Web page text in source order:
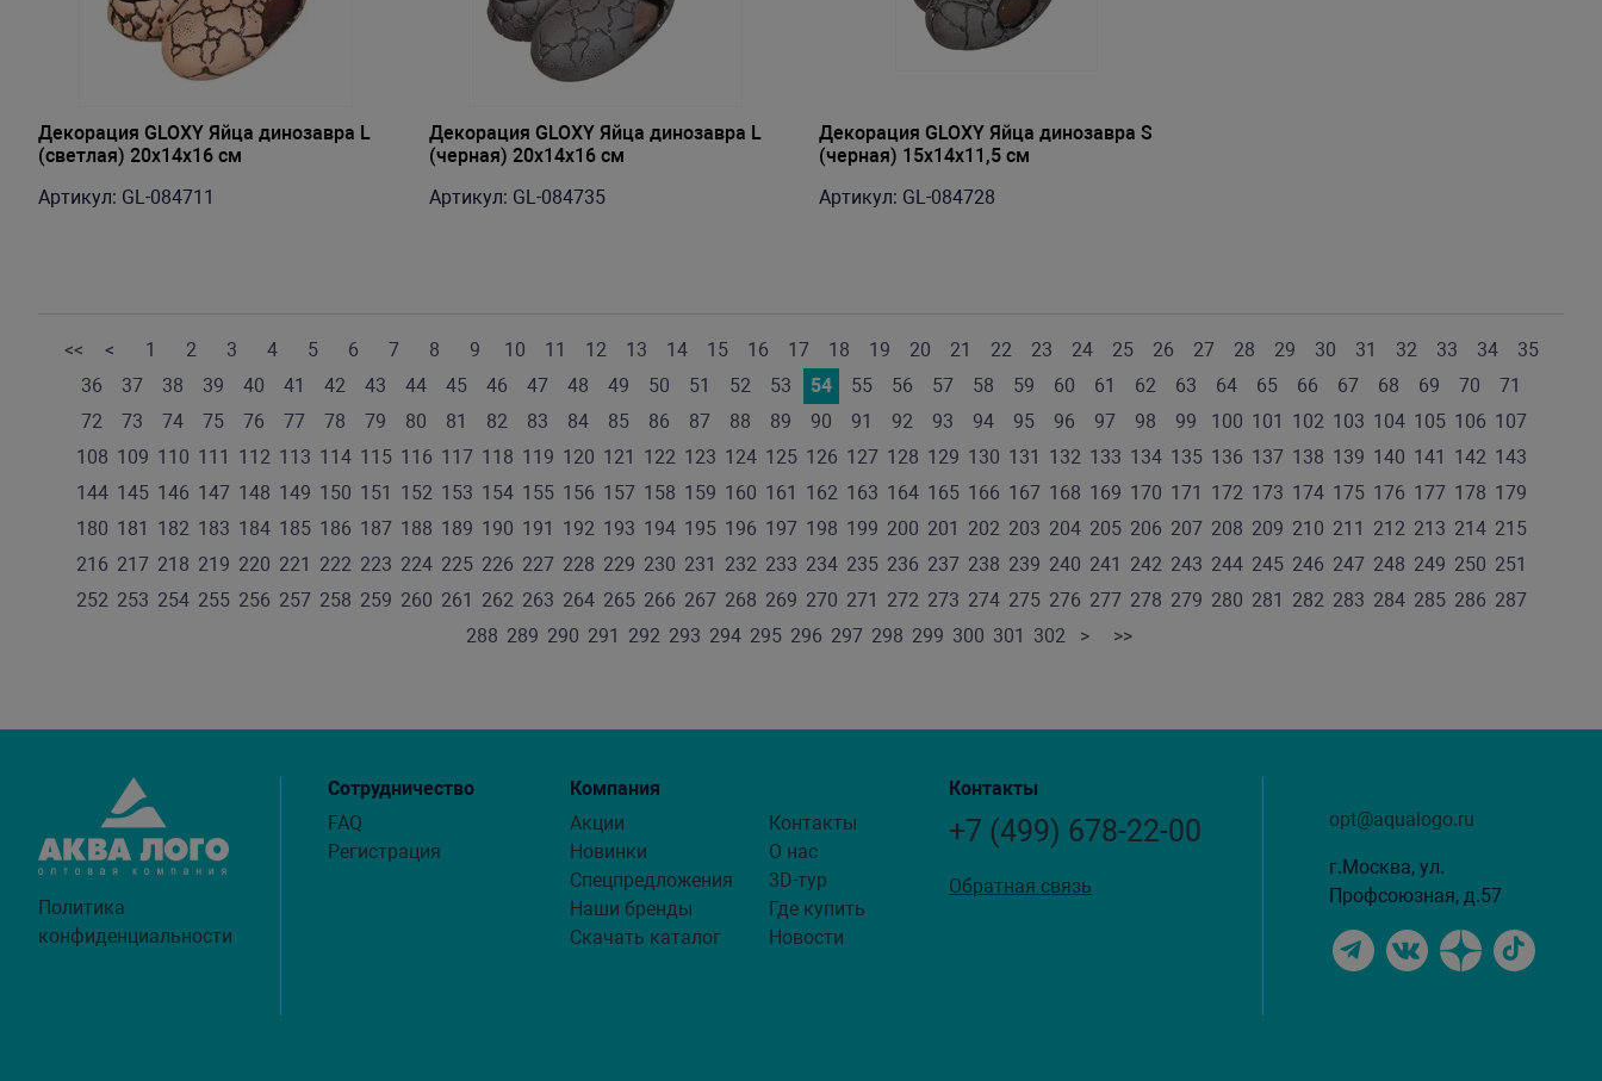
Декорация GLOXY Яйца динозавра L
(светлая) 20х14х16 см
Артикул: GL-084711
Декорация GLOXY Яйца динозавра L
(черная) 20х14х16 см
Артикул: GL-084735
Декорация GLOXY Яйца динозавра S
(черная) 15х14х11,5 см
Артикул: GL-084728
<< < 1 2 3 4 5 6 7 8 9 10 11 12 13 14 15 16 17 18 19 20 21 22 23 24 25 26 27 28 29 30 31 32 33 34
35
36
37 38 39 40 41 42 43 44 45 46 47 48 49 50 51 52 53 54 55 56 57 58 59 60 61 62 63 64 65 66 67 68 69 70
71
72
73 74 75 76 77 78 79 80 81 82 83 84 85 86 87 88 89 90 91 92 93 94 95 96 97 98 99 100 101 102 103 104 105 106 107
108 109 110 111 112 113 114 115 116 117 118 119 120 121 122 123 124 125 126 127 128 129 130 131 132 133 134 135 136 137 138 139 140 141 142 143
144 145 146 147 148 149 150 151 152 153 154 155 156 157 158 159 160 161 162 163 164 165 166 167 168 169 170 171 172 173 174 175 176 177 178 179
180 181 182 183 184 185 186 187 188 189 190 191 192 193 194 195 196 197 198 199 200 201 202 203 204 205 206 207 208 209 210 211 212 213 214 215
216 217 218 219 220 221 222 223 224 225 226 227 228 229 230 231 232 233 234 235 236 237 238 239 240 241 242 243 244 245 246 247 248 249 250 251
252 253 254 255 256 257 258 259 260 261 262 263 264 265 266 267 268 269 270 271 272 273 274 275 276 277 278 279 280 281 282 283 284 285 286 287
288 289 290 291 292 293 294 295 296 297 298 299 300 301 302 > >>
Политика
конфиденциальности
Сотрудничество
FAQ
Регистрация
Компания
Акции
Новинки
Спецпредложения
Наши бренды
Скачать каталог
Контакты
О нас
3D-тур
Где купить
Новости
Контакты
+7 (499) 678-22-00
Обратная связь
opt@aqualogo.ru
г.Москва, ул.
Профсоюзная, д.57